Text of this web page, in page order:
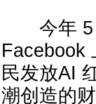
今年 5
Facebook
民发放AI
潮创造的